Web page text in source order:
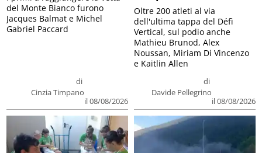
di
Cinzia Timpano
il 08/08/2026
del Monte Bianco furono
Jacques Balmat e Michel
Gabriel Paccard
di
Davide Pellegrino
il 08/08/2026
Oltre 200 atleti al via
dell'ultima tappa del Défì
Vertical, sul podio anche
Mathieu Brunod, Alex
Noussan, Miriam Di Vincenzo
e Kaitlin Allen